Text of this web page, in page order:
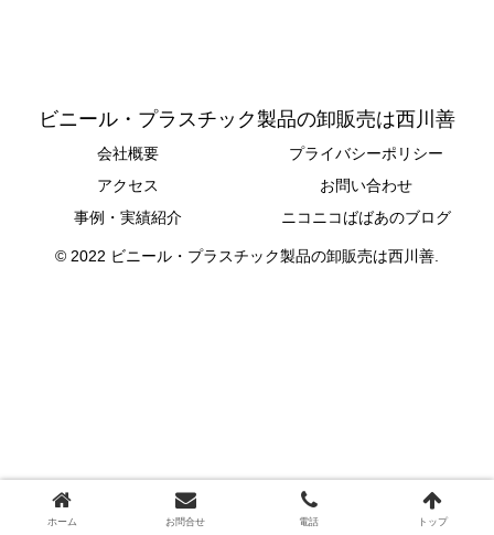
ビニール・プラスチック製品の卸販売は西川善
会社概要
プライバシーポリシー
アクセス
お問い合わせ
事例・実績紹介
ニコニコばばあのブログ
© 2022 ビニール・プラスチック製品の卸販売は西川善.
ホーム お問合せ 電話 トップ